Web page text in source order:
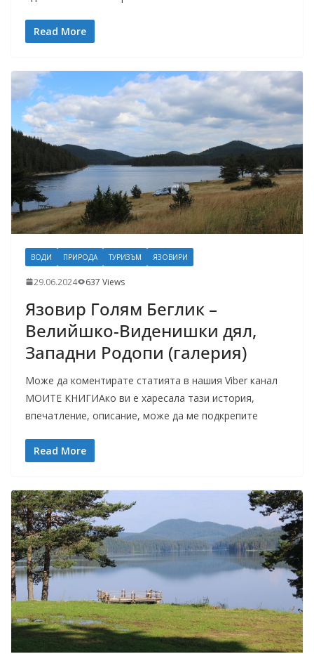
Read More
ВОДИ ПРИРОДА ТУРИЗЪМ ЯЗОВИРИ
29.06.2024 637 Views
Язовир Голям Беглик –
Велийшко-Виденишки дял,
Западни Родопи (галерия)
Може да коментирате статията в нашия Viber канал
МОИТЕ КНИГИАко ви е харесала тази история,
впечатление, описание, може да ме подкрепите
Read More